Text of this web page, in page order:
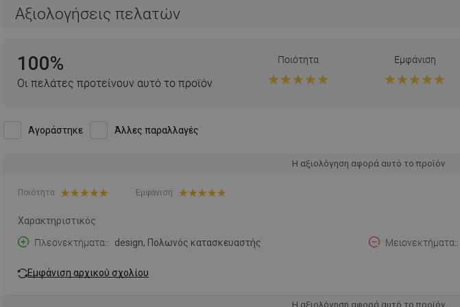
Αξιολογήσεις πελατών
100%
Οι πελάτες προτείνουν αυτό το προϊόν
Ποιότητα Εμφάνιση
Αγοράστηκε Άλλες παραλλαγές
Η αξιολόγηση αφορά αυτό το προϊόν
Ποιότητα: Εμφάνιση:
Χαρακτηριστικός
Πλεονεκτήματα:
design, Πολωνός κατασκευαστής Μειονεκτήματα:
Εμφάνιση αρχικού σχολίου
Η αξιολόγηση αφορά αυτό το προϊόν